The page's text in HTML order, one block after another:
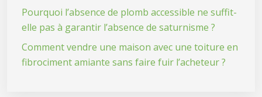
Pourquoi l’absence de plomb accessible ne suffit-
elle pas à garantir l’absence de saturnisme ?
Comment vendre une maison avec une toiture en
fibrociment amiante sans faire fuir l’acheteur ?